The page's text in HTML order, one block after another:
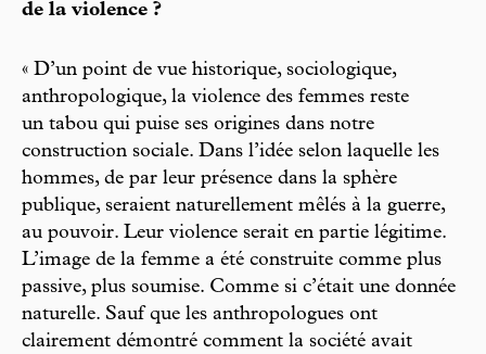
de la violence ?
« D’un point de vue historique, sociologique,
anthropologique, la violence des femmes reste
un tabou qui puise ses origines dans notre
construction sociale. Dans l’idée selon laquelle les
hommes, de par leur présence dans la sphère
publique, seraient naturellement mêlés à la guerre,
au pouvoir. Leur violence serait en partie légitime.
L’image de la femme a été construite comme plus
passive, plus soumise. Comme si c’était une donnée
naturelle. Sauf que les anthropologues ont
clairement démontré comment la société avait